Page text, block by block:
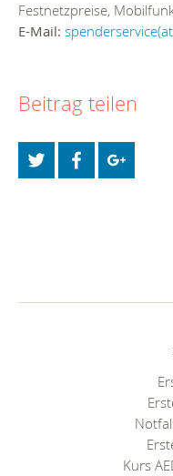
Festnetzpreise,
E-Mail:
Beitrag teilen
Kurs